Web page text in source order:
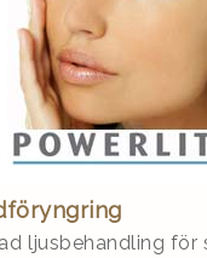
ljusbehandling för